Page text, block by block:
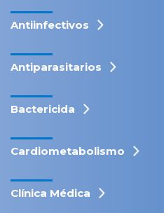
Antiinfectivos
Antiparasitarios
Bactericida
Cardiometabolismo
Clínica Médica